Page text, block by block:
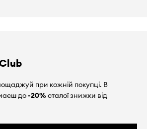
при кожній покупці. В
до-20%сталої знижки від